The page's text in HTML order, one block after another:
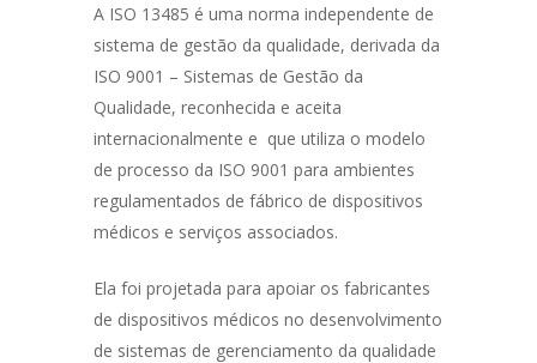
A ISO 13485 é uma norma independente de
sistema de gestão da qualidade, derivada da
ISO 9001 – Sistemas de Gestão da
Qualidade, reconhecida e aceita
internacionalmente e que utiliza o modelo
de processo da ISO 9001 para ambientes
regulamentados de fábrico de dispositivos
médicos e serviços associados.
Ela foi projetada para apoiar os fabricantes
de dispositivos médicos no desenvolvimento
de sistemas de gerenciamento da qualidade